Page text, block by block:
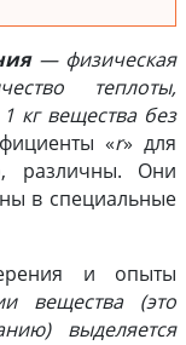
— физическая
теплоты,
кг вещества без
«r» для
различны. Они
в специальные
и опыты
вещества (это
выделяется